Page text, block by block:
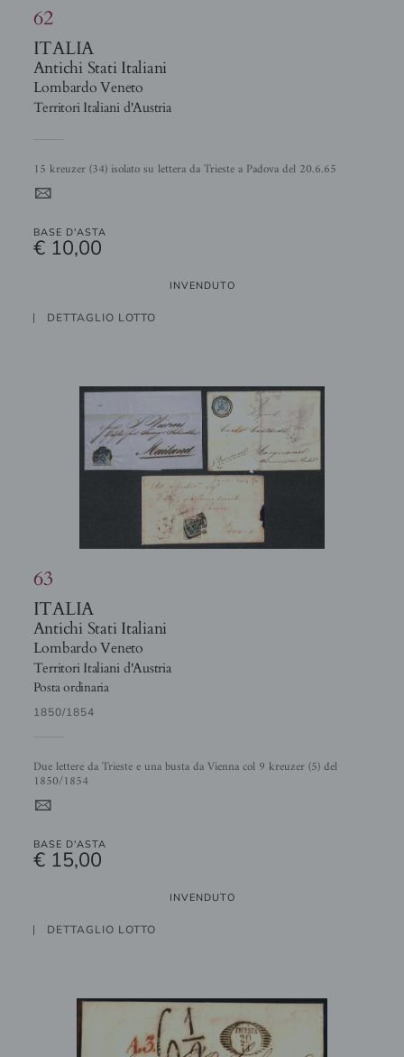
62
ITALIA
Antichi Stati Italiani
Lombardo Veneto
Territori Italiani d'Austria
15 kreuzer (34) isolato su lettera da Trieste a Padova del 20.6.65
4
BASE D'ASTA
€ 10,00
INVENDUTO
DETTAGLIO LOTTO
63
ITALIA
Antichi Stati Italiani
Lombardo Veneto
Territori Italiani d'Austria
Posta ordinaria
1850/1854
Due lettere da Trieste e una busta da Vienna col 9 kreuzer (5) del
1850/1854
4
BASE D'ASTA
€ 15,00
INVENDUTO
DETTAGLIO LOTTO